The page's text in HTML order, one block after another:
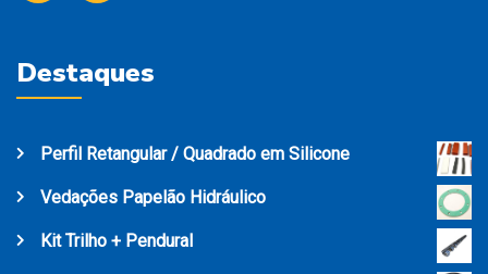
Destaques
Perfil Retangular / Quadrado em Silicone
Vedações Papelão Hidráulico
Kit Trilho + Pendural